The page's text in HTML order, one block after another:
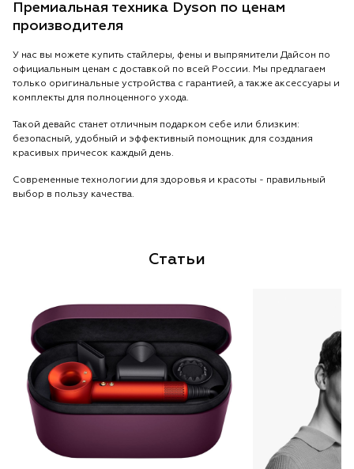
Премиальная техника Dyson по ценам
производителя
У нас вы можете купить стайлеры, фены и выпрямители Дайсон по
официальным ценам с доставкой по всей России. Мы предлагаем
только оригинальные устройства с гарантией, а также аксессуары и
комплекты для полноценного ухода.
Такой девайс станет отличным подарком себе или близким:
безопасный, удобный и эффективный помощник для создания
красивых причесок каждый день.
Современные технологии для здоровья и красоты - правильный
выбор в пользу качества.
Статьи